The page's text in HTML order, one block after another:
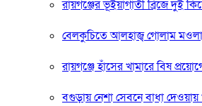
রায়গঞ্জের ভূঁইয়াগাঁতী ব্রিজে দুই
বেলকুচিতে আলহাজ্ব গোলাম
রায়গঞ্জে হাঁসের খামারে বিষ
বগুড়ায় নেশা সেবনে বাধা